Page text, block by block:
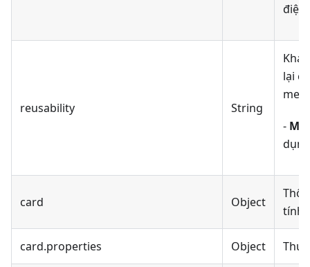
điện
reusability String
Khả
lại
-
card Object
tính
card.properties Object